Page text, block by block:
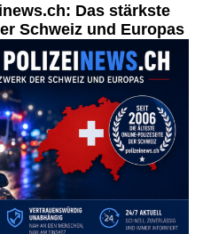
Das stärkste
Schweiz und Europas